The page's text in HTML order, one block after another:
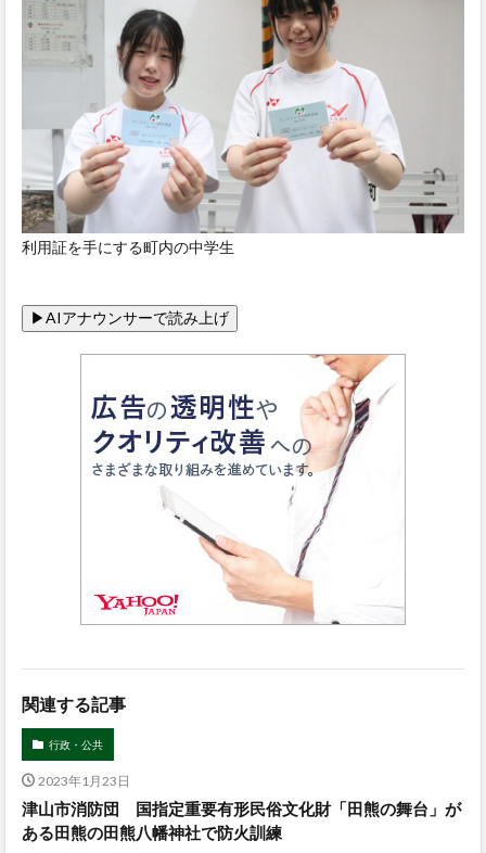
利用証を手にする町内の中学生
関連する記事
行政・公共
2023年1月23日
津山市消防団 国指定重要有形民俗文化財「田熊の舞台」が
ある田熊の田熊八幡神社で防火訓練